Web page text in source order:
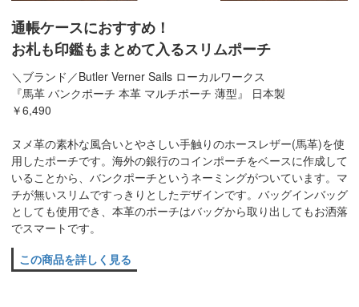
通帳ケースにおすすめ！
お札も印鑑もまとめて入るスリムポーチ
＼ブランド／Butler Verner Sails ローカルワークス
『馬革 バンクポーチ 本革 マルチポーチ 薄型』 日本製
￥6,490
ヌメ革の素朴な風合いとやさしい手触りのホースレザー(馬革)を使
用したポーチです。海外の銀行のコインポーチをベースに作成して
いることから、バンクポーチというネーミングがついています。マ
チが無いスリムですっきりとしたデザインです。バッグインバッグ
としても使用でき、本革のポーチはバッグから取り出してもお洒落
でスマートです。
この商品を詳しく見る